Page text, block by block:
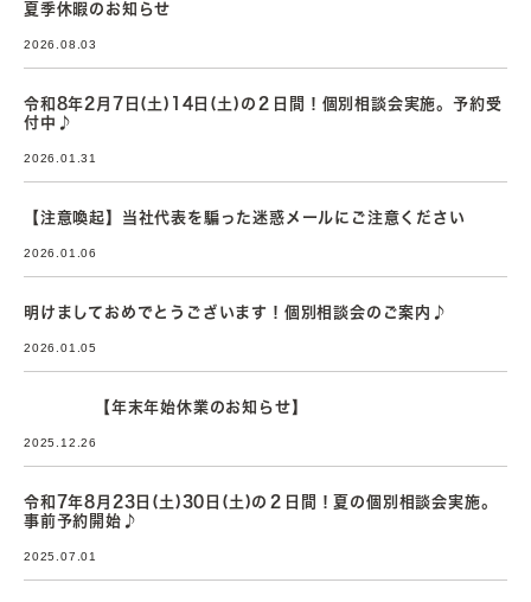
夏季休暇のお知らせ
2026.08.03
令和8年2月7日(土)14日(土)の２日間！個別相談会実施。予約受
付中♪
2026.01.31
【注意喚起】当社代表を騙った迷惑メールにご注意ください
2026.01.06
明けましておめでとうございます！個別相談会のご案内♪
2026.01.05
【年末年始休業のお知らせ】
2025.12.26
令和7年8月23日(土)30日(土)の２日間！夏の個別相談会実施。
事前予約開始♪
2025.07.01